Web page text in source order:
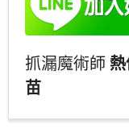
抓漏魔術師 熱
苗